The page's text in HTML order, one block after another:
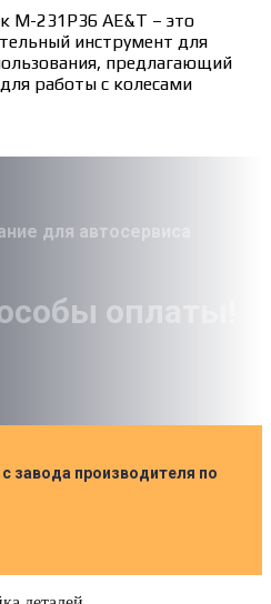
231P36 AE&T – это
инструмент для
предлагающий
работы с колесами
для автосервиса
оплаты!
завода производителя по